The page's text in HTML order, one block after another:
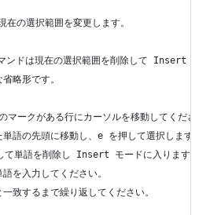
在の選択範囲を変更します。
ンドは現在の選択範囲を削除して Insert モー
略形です。
クがある行にカーソルを移動してください
語の先頭に移動し、e を押して選択します。
単語を削除し Insert モードに入ります。
を入力してください。
致するまで繰り返してください。